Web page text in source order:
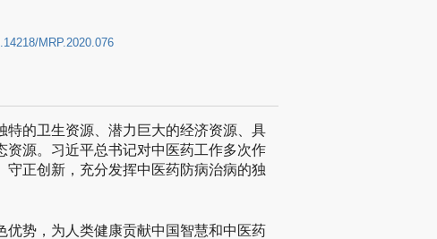
MRP.2020.076
的卫生资源、潜力巨大的经济资源、具
源。习近平总书记对中医药工作多次作
正创新，充分发挥中医药防病治病的独
势，为人类健康贡献中国智慧和中医药